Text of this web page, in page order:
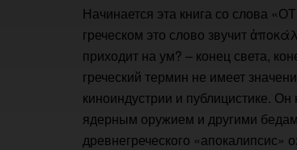
Начинается эта книга со слова
греческом это слово звучит
приходит на ум? – конец света,
греческий термин не имеет
киноиндустрии и публицистике.
ядерным оружием и другими
древнегреческого «апокалипсис»